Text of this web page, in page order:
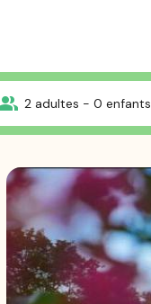
2adultes - 0 enfants